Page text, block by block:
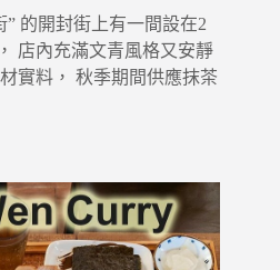
的開封街上有一間設在2
店內充滿文青風格又安靜
實料， 秋季期間供應抹茶